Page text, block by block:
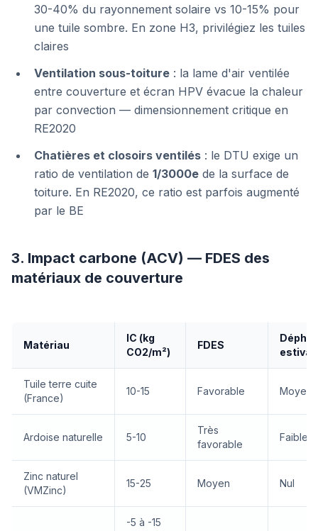
30-40% du rayonnement solaire vs 10-15% pour
une tuile sombre. En zone H3, privilégiez les tuiles
claires
Ventilation sous-toiture : la lame d'air ventilée
entre couverture et écran HPV évacue la chaleur
par convection — dimensionnement critique en
RE2020
Chatières et closoirs ventilés : le DTU exige un
ratio de ventilation de 1/3000e de la surface de
toiture. En RE2020, ce ratio est parfois augmenté
par le BE
3. Impact carbone (ACV) — FDES des
matériaux de couverture
Matériau
IC (kg
CO2/m²)
FDES
estival
Tuile terre cuite
(France)
10-15 Favorable Moyen
Ardoise naturelle 5-10
Très
favorable
Faible
Zinc naturel
(VMZinc)
15-25 Moyen Nul
-5 à -15